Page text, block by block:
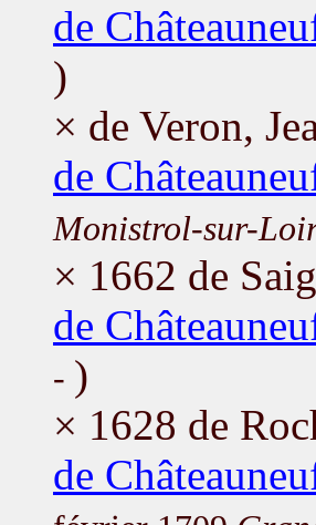
de
)
× de Veron,
de
Monistrol-sur-
× 1662 de
de
- )
× 1628 de
de